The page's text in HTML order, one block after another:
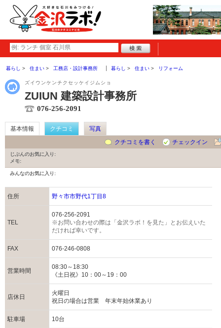
暮らし 住まい 工務店・設計事務所 暮らし 住まい リフォーム
ズイウンケンチクセッケイジムショ
ZUIUN 建築設計事務所
076-256-2091
基本情報 クチコミ
写真
クチコミを書く
チェックイン
じぶんのお気に入り:
メモ:
みんなのお気に入り:
住所 野々市市野代1丁目8
TEL
076-256-2091
※お問い合わせの際は「金沢ラボ！を見た」とお伝えいた
だければ幸いです。
FAX 076-246-0808
営業時間
08:30～18:30
《土日祝》10：00～19：00
店休日
火曜日
祝日の場合は営業 年末年始休業あり
駐車場 10台